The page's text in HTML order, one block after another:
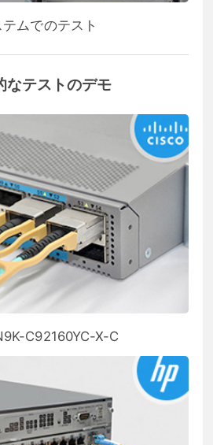
テムでのテスト
なテストのデモ
C92160YC-X-C